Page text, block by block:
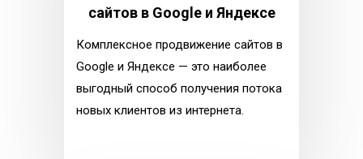
сайтов в Google и Яндексе
Комплексное продвижение сайтов в
Google и Яндексе — это наиболее
выгодный способ получения потока
новых клиентов из интернета.